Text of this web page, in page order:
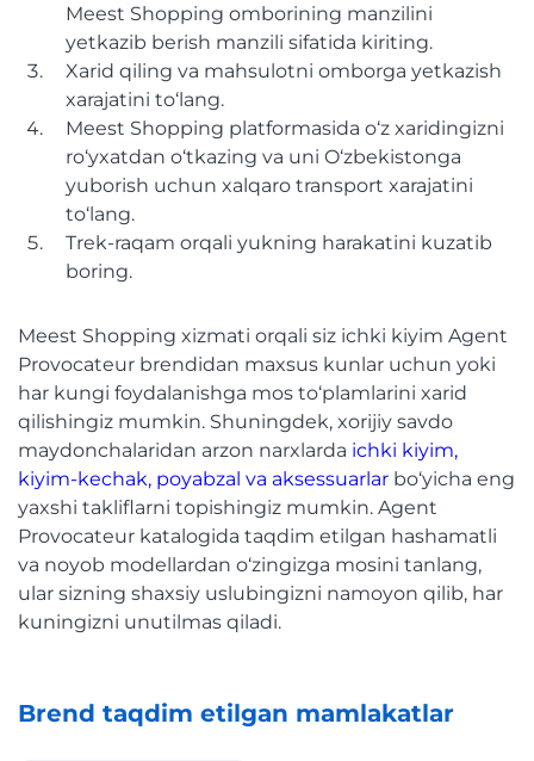
Meest Shopping omborining manzilini
yetkazib berish manzili sifatida kiriting.
Xarid qiling va mahsulotni omborga yetkazish
xarajatini to‘lang.
Meest Shopping platformasida o‘z xaridingizni
ro‘yxatdan o‘tkazing va uni O‘zbekistonga
yuborish uchun xalqaro transport xarajatini
to‘lang.
Trek-raqam orqali yukning harakatini kuzatib
boring.
Meest Shopping xizmati orqali siz ichki kiyim Agent
Provocateur brendidan maxsus kunlar uchun yoki
har kungi foydalanishga mos to‘plamlarini xarid
qilishingiz mumkin. Shuningdek, xorijiy savdo
maydonchalaridan arzon narxlarda ichki kiyim,
kiyim-kechak, poyabzal va aksessuarlar bo‘yicha eng
yaxshi takliflarni topishingiz mumkin. Agent
Provocateur katalogida taqdim etilgan hashamatli
va noyob modellardan o‘zingizga mosini tanlang,
ular sizning shaxsiy uslubingizni namoyon qilib, har
kuningizni unutilmas qiladi.
Brend taqdim etilgan mamlakatlar